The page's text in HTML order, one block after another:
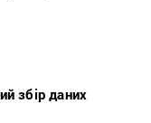
збір даних